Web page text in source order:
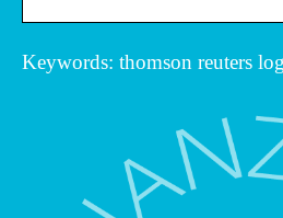
Keywords: thomson reuters